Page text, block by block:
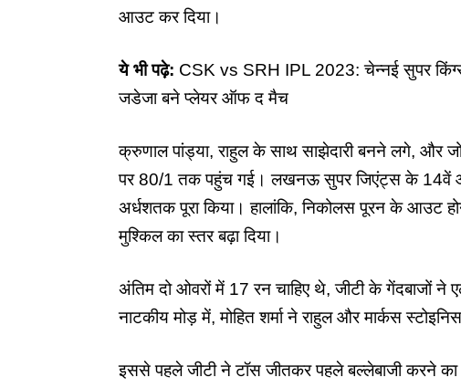
आउट कर दिया।
ये भी पढ़े: CSK vs SRH IPL 2023: चेन्नई सुपर किंग्स
जडेजा बने प्लेयर ऑफ द मैच
क्रुणाल पांड्या, राहुल के साथ साझेदारी बनने लगे, और
पर 80/1 तक पहुंच गई। लखनऊ सुपर जिएंट्स के 14वें
अर्धशतक पूरा किया। हालांकि, निकोलस पूरन के आउट
मुश्किल का स्तर बढ़ा दिया।
अंतिम दो ओवरों में 17 रन चाहिए थे, जीटी के गेंदबाजों ने
नाटकीय मोड़ में, मोहित शर्मा ने राहुल और मार्कस
इससे पहले जीटी ने टॉस जीतकर पहले बल्लेबाजी करने